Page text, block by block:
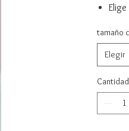
(1.0
tamaño
Elegir
Cantidad